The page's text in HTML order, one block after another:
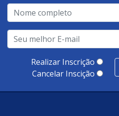
qualidade no atendimento
realização de soluções,
infraestrutura,
produtividade. Somados,
Kennedy.Realizar Inscrição
Cancelar Inscição